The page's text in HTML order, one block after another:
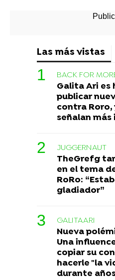
Las más vistas
BACK FOR
Galita Ari es
publicar
contra Roro,
señalan
JUGGERNAUT
TheGrefg
en el tema
RoRo:
gladiador”
GALITAARI
Nueva
Una
copiar su
hacerle "la
durante